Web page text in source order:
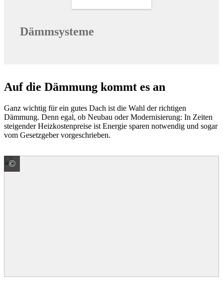
Dämmsysteme
Auf die Dämmung kommt es an
Ganz wichtig für ein gutes Dach ist die Wahl der richtigen
Dämmung. Denn egal, ob Neubau oder Modernisierung: In Zeiten
steigender Heizkostenpreise ist Energie sparen notwendig und sogar
vom Gesetzgeber vorgeschrieben.
©